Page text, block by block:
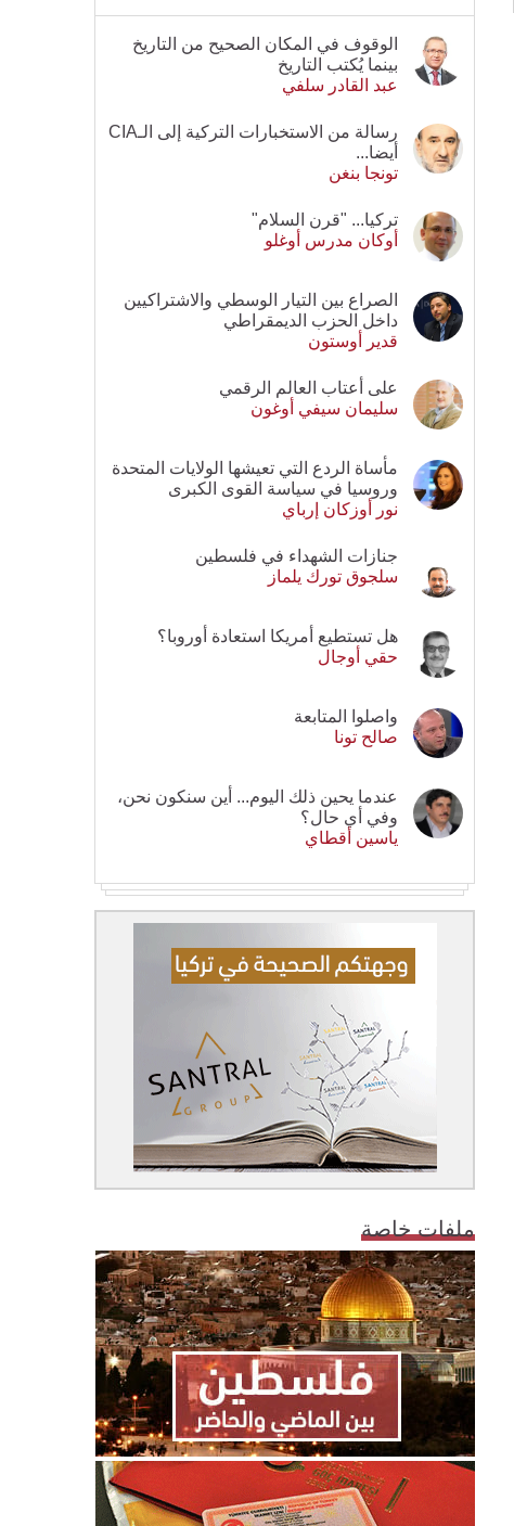
الوقوف في المكان الصحيح من التاريخ
بينما يُكتب التاريخ
عبد القادر سلفي
رسالة من الاستخبارات التركية إلى الـCIA
أيضا...
تونجا بنغن
تركيا... "قرن السلام"
أوكان مدرس أوغلو
الصراع بين التيار الوسطي والاشتراكيين
داخل الحزب الديمقراطي
قدير أوستون
على أعتاب العالم الرقمي
سليمان سيفي أوغون
مأساة الردع التي تعيشها الولايات المتحدة
وروسيا في سياسة القوى الكبرى
نور أوزكان إرباي
جنازات الشهداء في فلسطين
سلجوق تورك يلماز
هل تستطيع أمريكا استعادة أوروبا؟
حقي أوجال
واصلوا المتابعة
صالح تونا
عندما يحين ذلك اليوم... أين سنكون نحن،
وفي أي حال؟
ياسين أقطاي
ملفات خاصة